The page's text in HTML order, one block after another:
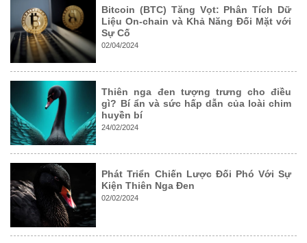
Bitcoin (BTC) Tăng Vọt: Phân Tích Dữ
Liệu On-chain và Khả Năng Đối Mặt với
Sự Cố
02/04/2024
Thiên nga đen tượng trưng cho điều
gì? Bí ẩn và sức hấp dẫn của loài chim
huyền bí
24/02/2024
Phát Triển Chiến Lược Đối Phó Với Sự
Kiện Thiên Nga Đen
02/02/2024